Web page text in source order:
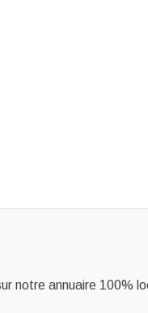
notre annuaire 100%